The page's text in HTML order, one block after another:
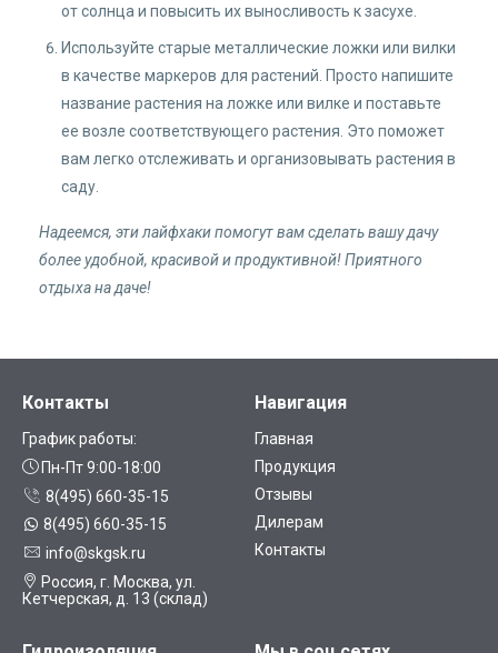
от солнца и повысить их выносливость к засухе.
Используйте старые металлические ложки или вилки
в качестве маркеров для растений. Просто напишите
название растения на ложке или вилке и поставьте
ее возле соответствующего растения. Это поможет
вам легко отслеживать и организовывать растения в
саду.
Надеемся, эти лайфхаки помогут вам сделать вашу дачу
более удобной, красивой и продуктивной! Приятного
отдыха на даче!
Контакты
График работы:
Пн-Пт 9:00-18:00
8(495) 660-35-15
8(495) 660-35-15
info@skgsk.ru
Россия, г. Москва, ул.
Кетчерская, д. 13 (склад)
Навигация
Главная
Продукция
Отзывы
Дилерам
Контакты